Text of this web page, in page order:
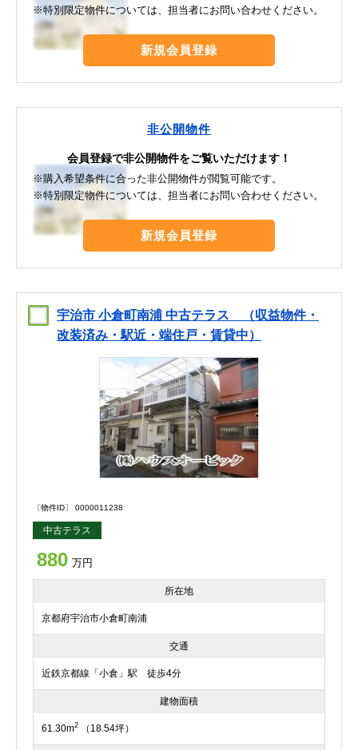
※特別限定物件については、担当者にお問い合わせください。
新規会員登録
非公開物件
会員登録で非公開物件をご覧いただけます！
※購入希望条件に合った非公開物件が閲覧可能です。
※特別限定物件については、担当者にお問い合わせください。
新規会員登録
宇治市 小倉町南浦 中古テラス （収益物件・
改装済み・駅近・端住戸・賃貸中）
〔物件ID〕 0000011238
中古テラス
880 万円
所在地
京都府宇治市小倉町南浦
交通
近鉄京都線「小倉」駅 徒歩4分
建物面積
61.30m2 （18.54坪）